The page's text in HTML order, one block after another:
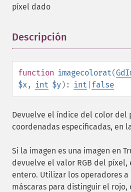
píxel dado
Descripción
function imagecolorat(
$x, int $y): int false
Devuelve el índice del color del
coordenadas especificadas, en
Si la imagen es una imagen en
devuelve el valor RGB del píxel,
entero. Utilizar los operadores
máscaras para distinguir el